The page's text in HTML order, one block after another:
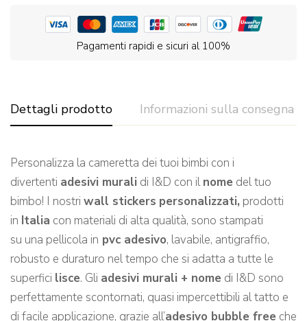
Pagamenti rapidi e sicuri al 100%
Dettagli prodotto Informazioni sulla consegna
Personalizza la cameretta dei tuoi bimbi con i
divertenti adesivi murali di I&D con ilnome del tuo
bimbo! I nostri wall stickers personalizzati, prodotti
in Italia con materiali di alta qualità, sono stampati
su una pellicola in pvc adesivo, lavabile, antigraffio,
robusto e duraturo nel tempo che si adatta a tutte le
superfici lisce. Gli adesivi murali + nome di I&D sono
perfettamente scontornati, quasi impercettibili al tatto e
di facile applicazione, grazie all’adesivo bubble free che